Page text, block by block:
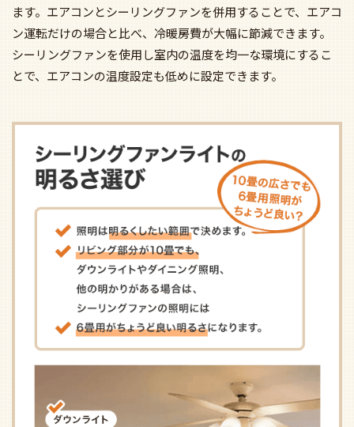
ます。エアコンとシーリングファンを併用することで、エアコ
ン運転だけの場合と比べ、冷暖房費が大幅に節減できます。
シーリングファンを使用し室内の温度を均一な環境にするこ
とで、エアコンの温度設定も低めに設定できます。